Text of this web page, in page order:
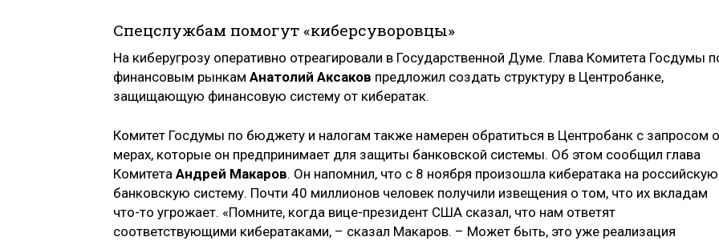
Спецслужбам помогут «киберсуворовцы»
На киберугрозу оперативно отреагировали в Государственной Думе. Глава Комитета Госдумы
финансовым рынкам Анатолий Аксаков предложил создать структуру в Центробанке,
защищающую финансовую систему от кибератак.
Комитет Госдумы по бюджету и налогам также намерен обратиться в Центробанк с запросом о
мерах, которые он предпринимает для защиты банковской системы. Об этом сообщил глава
Комитета Андрей Макаров. Он напомнил, что с 8 ноября произошла кибератака на российскую
банковскую систему. Почти 40 миллионов человек получили извещения о том, что их вкладам
что-то угрожает. «Помните, когда вице-президент США сказал, что нам ответят
соответствующими кибератаками, – сказал Макаров. – Может быть, это уже реализация